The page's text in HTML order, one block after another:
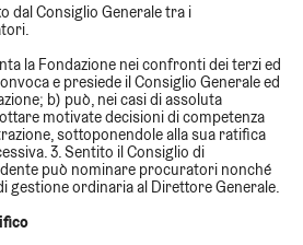
dal Consiglio Generale tra i
la Fondazione nei confronti dei terzi ed
e presiede il Consiglio Generale ed
b) può, nei casi di assoluta
motivate decisioni di competenza
sottoponendole alla sua ratifica
3. Sentito il Consiglio di
può nominare procuratori nonché
gestione ordinaria al Direttore Generale.